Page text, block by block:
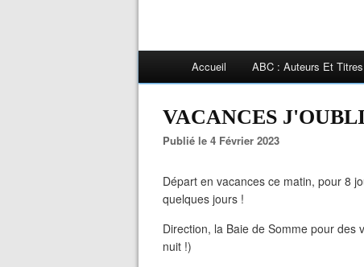
Accueil ABC : Auteurs Et
VACANCES
Publié le 4 Février 2023
Départ en vacances ce matin, pour 8
quelques jours !
Direction, la Baie de Somme pour
nuit !)